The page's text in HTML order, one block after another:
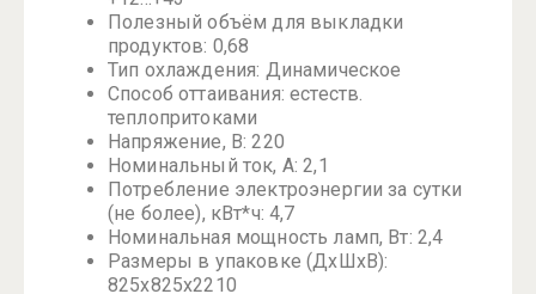
Полезный объём для выкладки
продуктов: 0,68
Тип охлаждения: Динамическое
Способ оттаивания: естеств.
теплопритоками
Напряжение, В: 220
Номинальный ток, A: 2,1
Потребление электроэнергии за сутки
(не более), кВт*ч: 4,7
Номинальная мощность ламп, Вт: 2,4
Размеры в упаковке (ДхШхВ):
825x825x2210